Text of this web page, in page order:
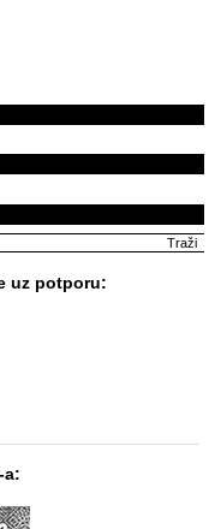
uz potporu:
a: